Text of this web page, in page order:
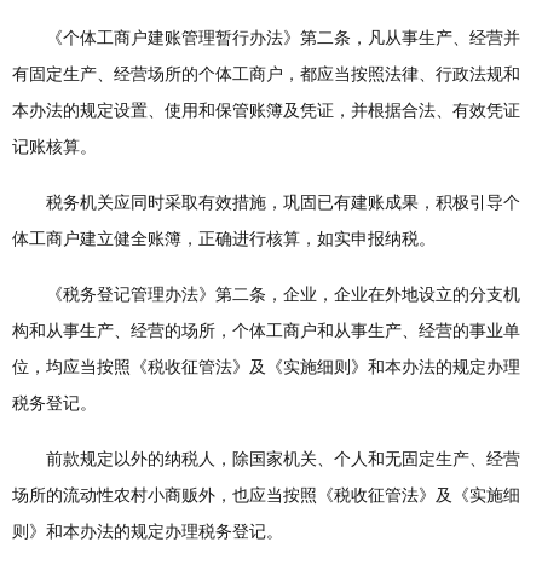
《个体工商户建账管理暂行办法》第二条，凡从事生产、经营并
有固定生产、经营场所的个体工商户，都应当按照法律、行政法规和
本办法的规定设置、使用和保管账簿及凭证，并根据合法、有效凭证
记账核算。
税务机关应同时采取有效措施，巩固已有建账成果，积极引导个
体工商户建立健全账簿，正确进行核算，如实申报纳税。
《税务登记管理办法》第二条，企业，企业在外地设立的分支机
构和从事生产、经营的场所，个体工商户和从事生产、经营的事业单
位，均应当按照《税收征管法》及《实施细则》和本办法的规定办理
税务登记。
前款规定以外的纳税人，除国家机关、个人和无固定生产、经营
场所的流动性农村小商贩外，也应当按照《税收征管法》及《实施细
则》和本办法的规定办理税务登记。